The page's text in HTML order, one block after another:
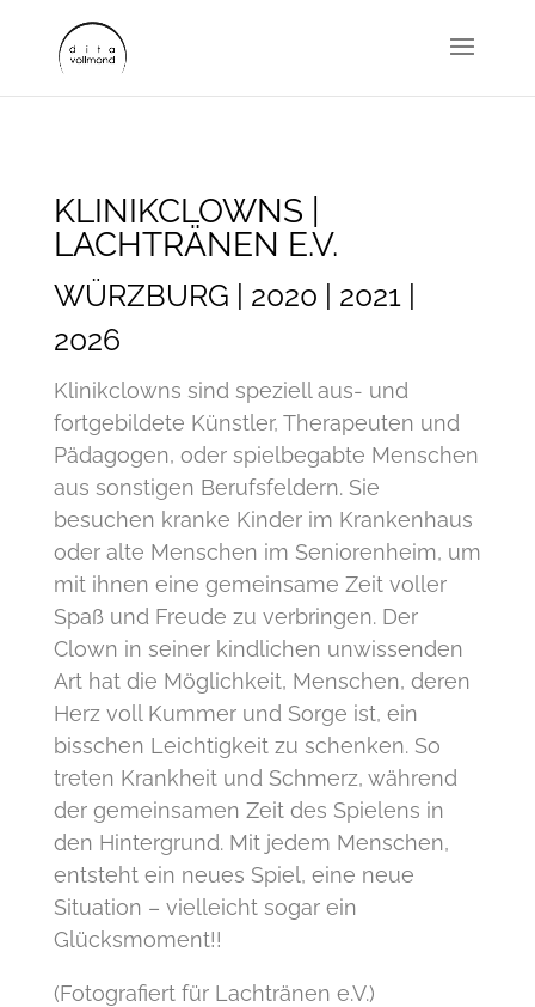
KLINIKCLOWNS |
LACHTRÄNEN E.V.
WÜRZBURG | 2020 | 2021 |
2026
Klinikclowns sind speziell aus- und
fortgebildete Künstler, Therapeuten und
Pädagogen, oder spielbegabte Menschen
aus sonstigen Berufsfeldern. Sie
besuchen kranke Kinder im Krankenhaus
oder alte Menschen im Seniorenheim, um
mit ihnen eine gemeinsame Zeit voller
Spaß und Freude zu verbringen. Der
Clown in seiner kindlichen unwissenden
Art hat die Möglichkeit, Menschen, deren
Herz voll Kummer und Sorge ist, ein
bisschen Leichtigkeit zu schenken. So
treten Krankheit und Schmerz, während
der gemeinsamen Zeit des Spielens in
den Hintergrund. Mit jedem Menschen,
entsteht ein neues Spiel, eine neue
Situation – vielleicht sogar ein
Glücksmoment!!
(Fotografiert für Lachtränen e.V.)